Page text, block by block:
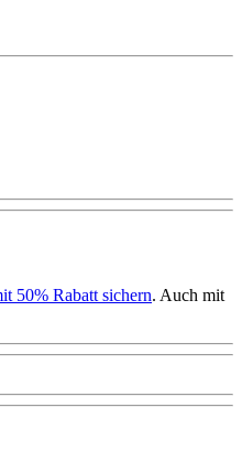
50% Rabatt sichern. Auch mit